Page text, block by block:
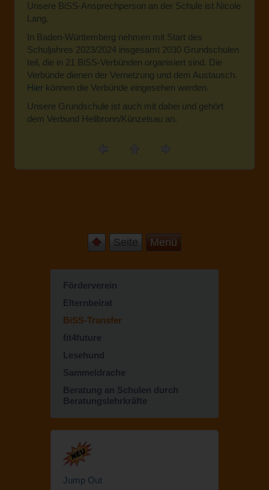
Unsere BiSS-Ansprechperson an der Schule ist Nicole
Lang.
In Baden-Württemberg nehmen mit Start des
Schuljahres 2023/2024 insgesamt 2030 Grundschulen
teil, die in 21 BiSS-Verbünden organisiert sind. Die
Verbünde dienen der Vernetzung und dem Austausch.
Hier können die Verbünde eingesehen werden.
Unsere Grundschule ist auch mit dabei und gehört
dem Verbund Heilbronn/Künzelsau an.
Seite Menü
Förderverein
Elternbeirat
BiSS-Transfer
fit4future
Lesehund
Sammeldrache
Beratung an Schulen durch
Beratungslehrkräfte
Jump Out